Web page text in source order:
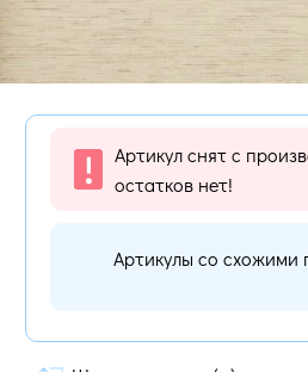
Артикул снят с
остатков нет!
Артикулы со схожими